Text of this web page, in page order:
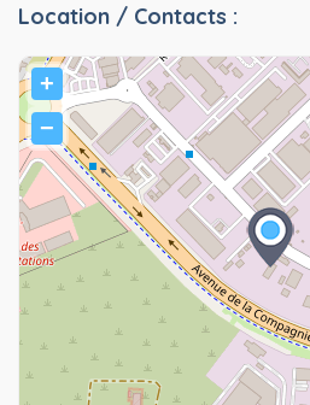
Location / Contacts :
+
−